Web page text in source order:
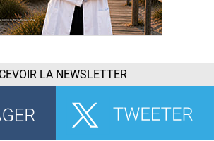
LA NEWSLETTER